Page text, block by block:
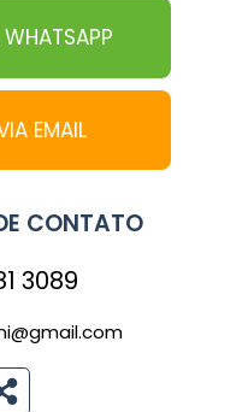
EMAIL
CONTATO
3089